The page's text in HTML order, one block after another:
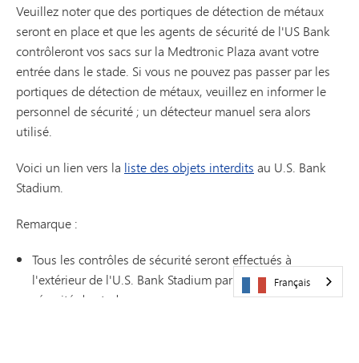
Veuillez noter que des portiques de détection de métaux
seront en place et que les agents de sécurité de l'US Bank
contrôleront vos sacs sur la Medtronic Plaza avant votre
entrée dans le stade. Si vous ne pouvez pas passer par les
portiques de détection de métaux, veuillez en informer le
personnel de sécurité ; un détecteur manuel sera alors
utilisé.
Voici un lien vers la liste des objets interdits au U.S. Bank
Stadium.
Remarque :
Tous les contrôles de sécurité seront effectués à
l'extérieur de l'U.S. Bank Stadium par le personnel de
sécurité du stade.
Français